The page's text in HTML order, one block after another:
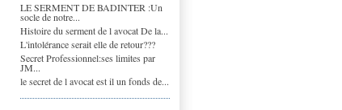
LE SERMENT DE BADINTER :Un
socle de notre...
Histoire du serment de l avocat De la...
L'intolérance serait elle de retour???
Secret Professionnel:ses limites par
JM...
le secret de l avocat est il un fonds de...